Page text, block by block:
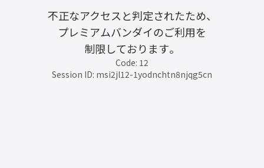
不正なアクセスと判定されたため、
プレミアムバンダイのご利用を
制限しております。
Code: 12
Session ID: msi2jl12-1yodnchtn8njqg5cn